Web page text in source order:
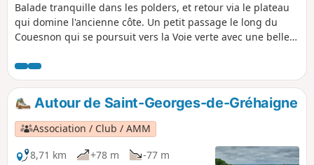
Balade tranquille dans les polders, et retour via le plateau
qui domine l'ancienne côte. Un petit passage le long du
Couesnon qui se poursuit vers la Voie verte avec une belle
bol d'air. Le circuit ne présente qu'une petite difficulté, à
savoir la côte entre Chanel et le Haut Chanel, dénivelé de 15
à 75 mètres. La récompense en saison, ce sont les cerises
ou les châtaignes !
Autour de Saint-Georges-de-Gréhaigne
Association / Club / AMM
8,71 km
+78 m
-77 m